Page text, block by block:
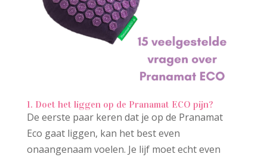
1. Doet het liggen op de Pranamat ECO pijn?
De eerste paar keren dat je op de Pranamat
Eco gaat liggen, kan het best even
onaangenaam voelen. Je lijf moet echt even